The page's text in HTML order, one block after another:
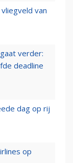
van
verder:
deadline
dag op rij
op